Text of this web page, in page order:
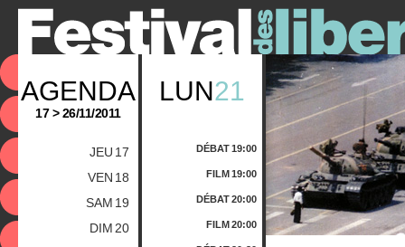
AGENDA
17 > 26/11/2011
JEU 17
VEN 18
SAM 19
DIM 20
LUN21
DÉBAT19:00
FILM19:00
DÉBAT20:00
FILM20:00